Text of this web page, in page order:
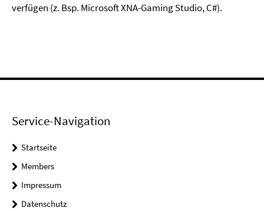
verfügen (z. Bsp. Microsoft XNA-Gaming Studio, C#).
Service-Navigation
Startseite
Members
Impressum
Datenschutz